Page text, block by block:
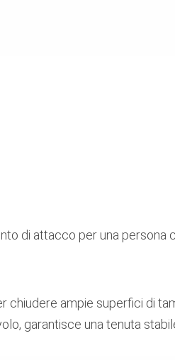
di attacco per una persona
chiudere ampie superfici di
garantisce una tenuta